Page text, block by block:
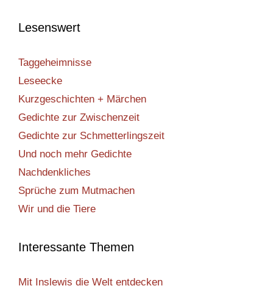
Lesenswert
Taggeheimnisse
Leseecke
Kurzgeschichten + Märchen
Gedichte zur Zwischenzeit
Gedichte zur Schmetterlingszeit
Und noch mehr Gedichte
Nachdenkliches
Sprüche zum Mutmachen
Wir und die Tiere
Interessante Themen
Mit Inslewis die Welt entdecken